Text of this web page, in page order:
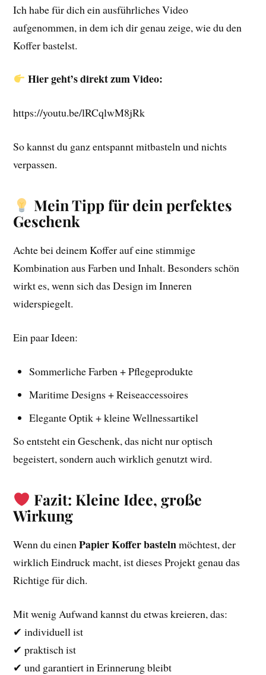
Ich habe für dich ein ausführliches Video
aufgenommen, in dem ich dir genau zeige, wie du den
Koffer bastelst.
Hier geht’s direkt zum Video:
https://youtu.be/lRCqlwM8jRk
So kannst du ganz entspannt mitbasteln und nichts
verpassen.
Mein Tipp für dein perfektes
Geschenk
Achte bei deinem Koffer auf eine stimmige
Kombination aus Farben und Inhalt. Besonders schön
wirkt es, wenn sich das Design im Inneren
widerspiegelt.
Ein paar Ideen:
Sommerliche Farben + Pflegeprodukte
Maritime Designs + Reiseaccessoires
Elegante Optik + kleine Wellnessartikel
So entsteht ein Geschenk, das nicht nur optisch
begeistert, sondern auch wirklich genutzt wird.
Fazit: Kleine Idee, große
Wirkung
Wenn du einenPapier Koffer bastelnmöchtest, der
wirklich Eindruck macht, ist dieses Projekt genau das
Richtige für dich.
Mit wenig Aufwand kannst du etwas kreieren, das:
✔ individuell ist
✔ praktisch ist
✔ und garantiert in Erinnerung bleibt